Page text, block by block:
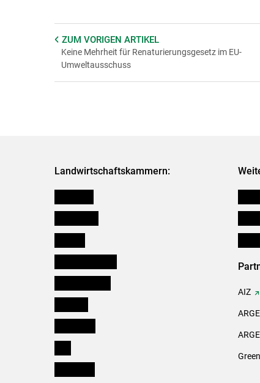
ZUM VORIGEN ARTIKEL
Keine Mehrheit für Renaturierungsgesetz im EU-
Umweltausschuss
Landwirtschaftskammern:
AIZ